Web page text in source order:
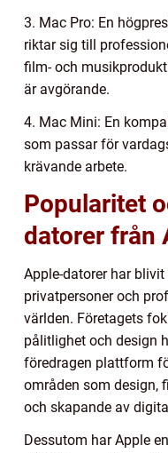
3. Mac Pro: En
riktar sig till
film- och
är avgörande.
4. Mac Mini: En
som passar för
krävande arbete.
Popularitet
datorer från
Apple-datorer har
privatpersoner och
världen. Företagets
pålitlighet och design
föredragen plattform
områden som design,
och skapande av
Dessutom har Apple